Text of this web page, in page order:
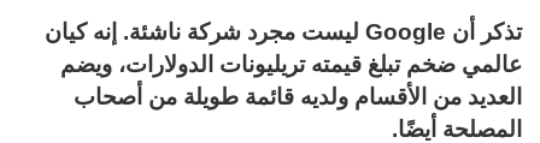
تذكر أن Google ليست مجرد شركة ناشئة. إنه كيان
عالمي ضخم تبلغ قيمته تريليونات الدولارات، ويضم
العديد من الأقسام ولديه قائمة طويلة من أصحاب
المصلحة أيضًا.